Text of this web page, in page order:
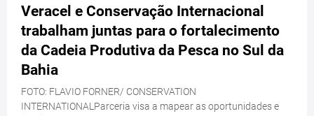
Veracel e Conservação Internacional
trabalham juntas para o fortalecimento
da Cadeia Produtiva da Pesca no Sul da
Bahia
FOTO: FLAVIO FORNER/ CONSERVATION
INTERNATIONALParceria visa a mapear as oportunidades e